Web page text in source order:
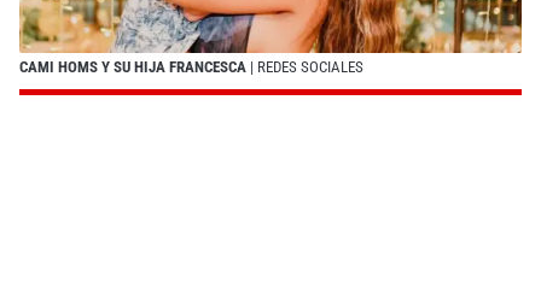
CAMI HOMS Y SU HIJA FRANCESCA | REDES SOCIALES